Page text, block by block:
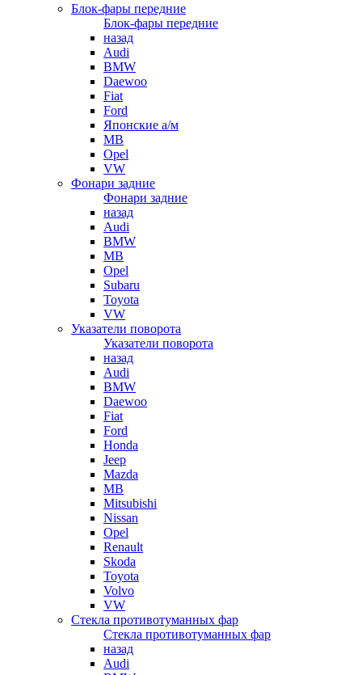
Блок-фары передние
Блок-фары передние
назад
Audi
BMW
Daewoo
Fiat
Ford
Японские а/м
MB
Opel
VW
Фонари задние
Фонари задние
назад
Audi
BMW
MB
Opel
Subaru
Toyota
VW
Указатели поворота
Указатели поворота
назад
Audi
BMW
Daewoo
Fiat
Ford
Honda
Jeep
Mazda
MB
Mitsubishi
Nissan
Opel
Renault
Skoda
Toyota
Volvo
VW
Стекла противотуманных фар
Стекла противотуманных фар
назад
Audi